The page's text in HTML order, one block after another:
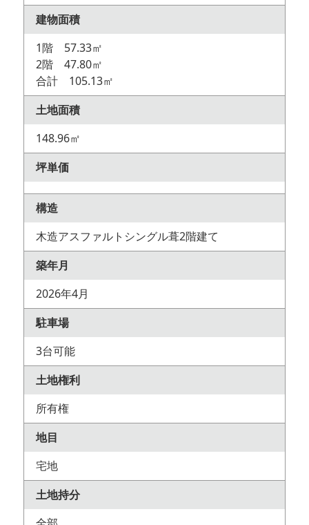
建物面積
1階 57.33㎡
2階 47.80㎡
合計 105.13㎡
土地面積
148.96㎡
坪単価
構造
木造アスファルトシングル葺2階建て
築年月
2026年4月
駐車場
3台可能
土地権利
所有権
地目
宅地
土地持分